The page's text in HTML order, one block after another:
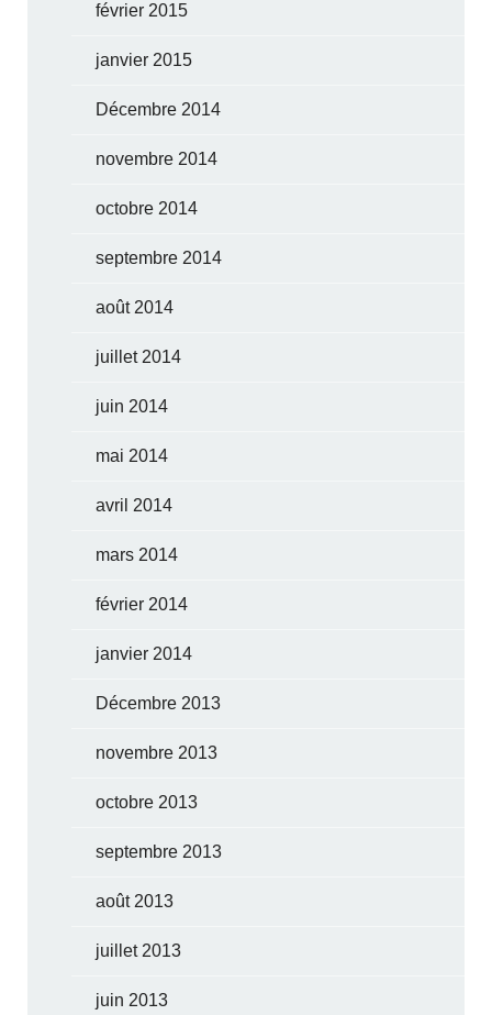
février 2015
janvier 2015
Décembre 2014
novembre 2014
octobre 2014
septembre 2014
août 2014
juillet 2014
juin 2014
mai 2014
avril 2014
mars 2014
février 2014
janvier 2014
Décembre 2013
novembre 2013
octobre 2013
septembre 2013
août 2013
juillet 2013
juin 2013